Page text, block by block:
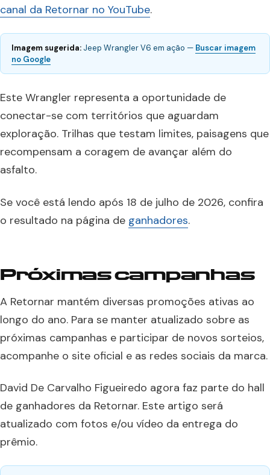
canal da Retornar no YouTube.
Imagem sugerida: Jeep Wrangler V6 em ação — Buscar imagem
no Google
Este Wrangler representa a oportunidade de
conectar-se com territórios que aguardam
exploração. Trilhas que testam limites, paisagens que
recompensam a coragem de avançar além do
asfalto.
Se você está lendo após 18 de julho de 2026, confira
o resultado na página de ganhadores.
Próximas campanhas
A Retornar mantém diversas promoções ativas ao
longo do ano. Para se manter atualizado sobre as
próximas campanhas e participar de novos sorteios,
acompanhe o site oficial e as redes sociais da marca.
David De Carvalho Figueiredo agora faz parte do hall
de ganhadores da Retornar. Este artigo será
atualizado com fotos e/ou vídeo da entrega do
prêmio.